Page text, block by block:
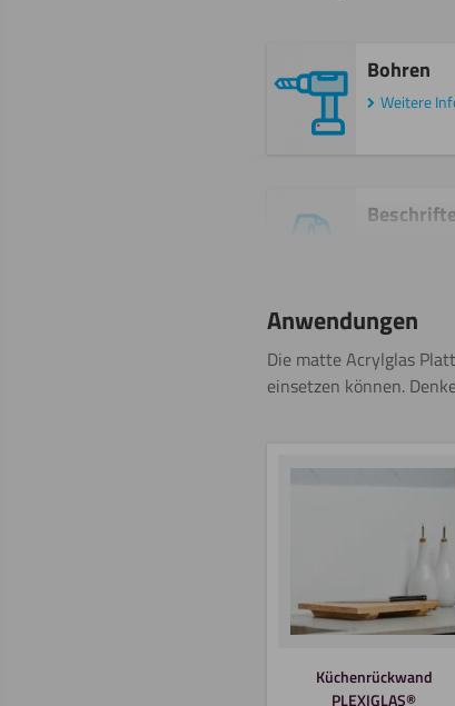
Bohren
Weitere
Gravieren
Anwendungen
Die matte Acrylglas
einsetzen können.
Küchenrückwand
PLEXIGLAS®